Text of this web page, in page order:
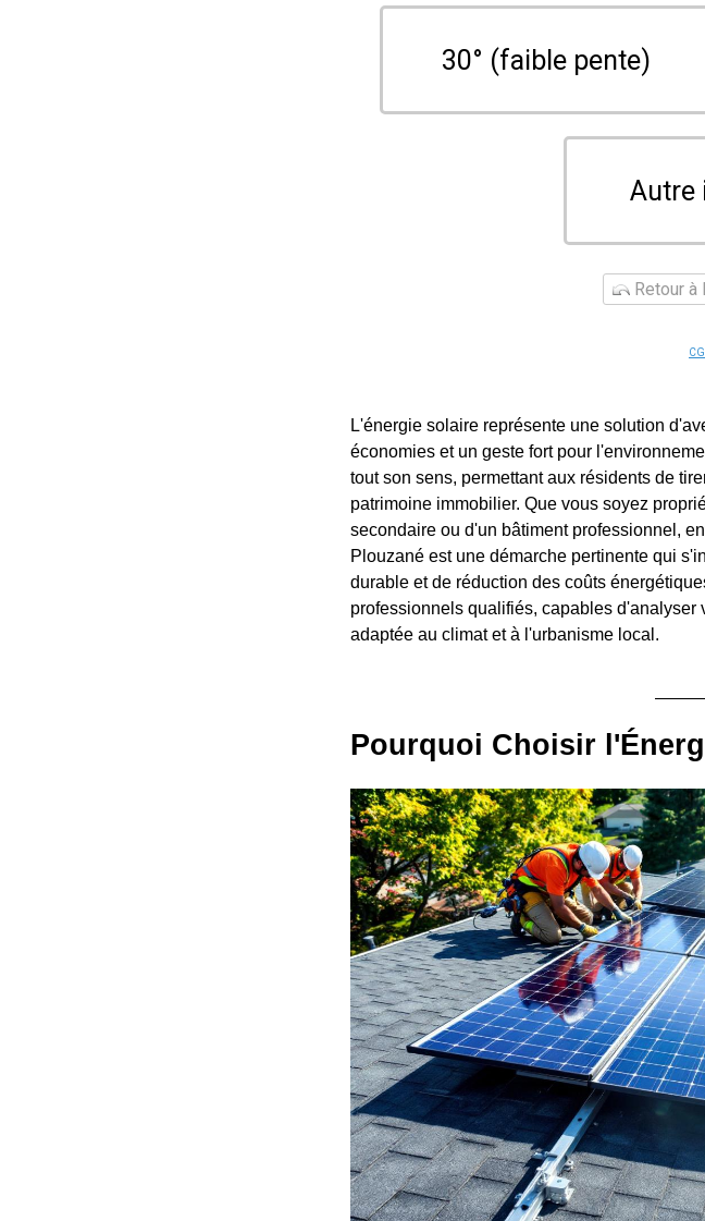
30° (faible pente)
Autre
Retour
L'énergie solaire représente une solution
économies et un geste fort pour
tout son sens, permettant aux résidents de
patrimoine immobilier. Que vous soyez
secondaire ou d'un bâtiment professionnel,
Plouzané est une démarche pertinente qui
durable et de réduction des coûts
professionnels qualifiés, capables
adaptée au climat et à l'urbanisme local.
Pourquoi Choisir